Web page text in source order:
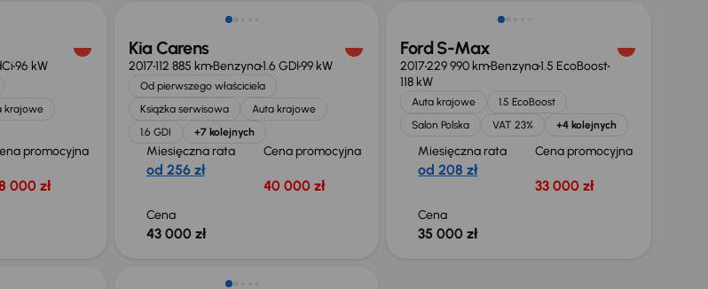
96 kW
krajowe
promocyjna
000 zł
Kia Carens
2017112 885 kmBenzyna1.6 GDI99 kW
Od pierwszego właściciela
Książka serwisowa
Auta krajowe
1.6 GDI
+7 kolejnych
Miesięczna rata
od 256 zł
Cena promocyjna
40 000 zł
Cena
43 000 zł
Ford S-Max
2017229 990 kmBenzyna1.5 EcoBoost
118 kW
Auta krajowe
1.5 EcoBoost
Salon Polska
VAT 23% +4 kolejnych
Miesięczna rata
od 208 zł
Cena promocyjna
33 000 zł
Cena
35 000 zł